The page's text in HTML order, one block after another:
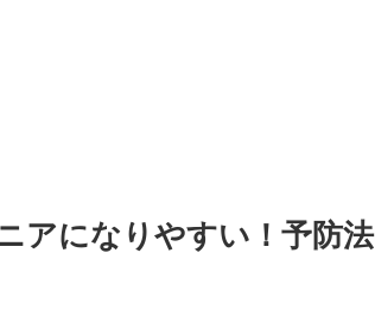
アになりやすい！予防法